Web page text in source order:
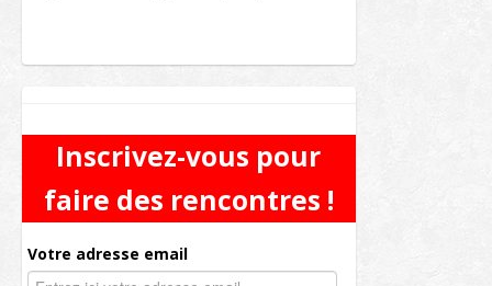
Inscrivez-vous pour
faire des rencontres !
Votre adresse email